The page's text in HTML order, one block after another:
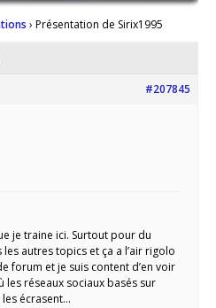
› Présentation de Sirix1995
#207845
je traine ici. Surtout pour du
autres topics et ça a l’air rigolo
forum et je suis content d’en voir
les réseaux sociaux basés sur
écrasent…